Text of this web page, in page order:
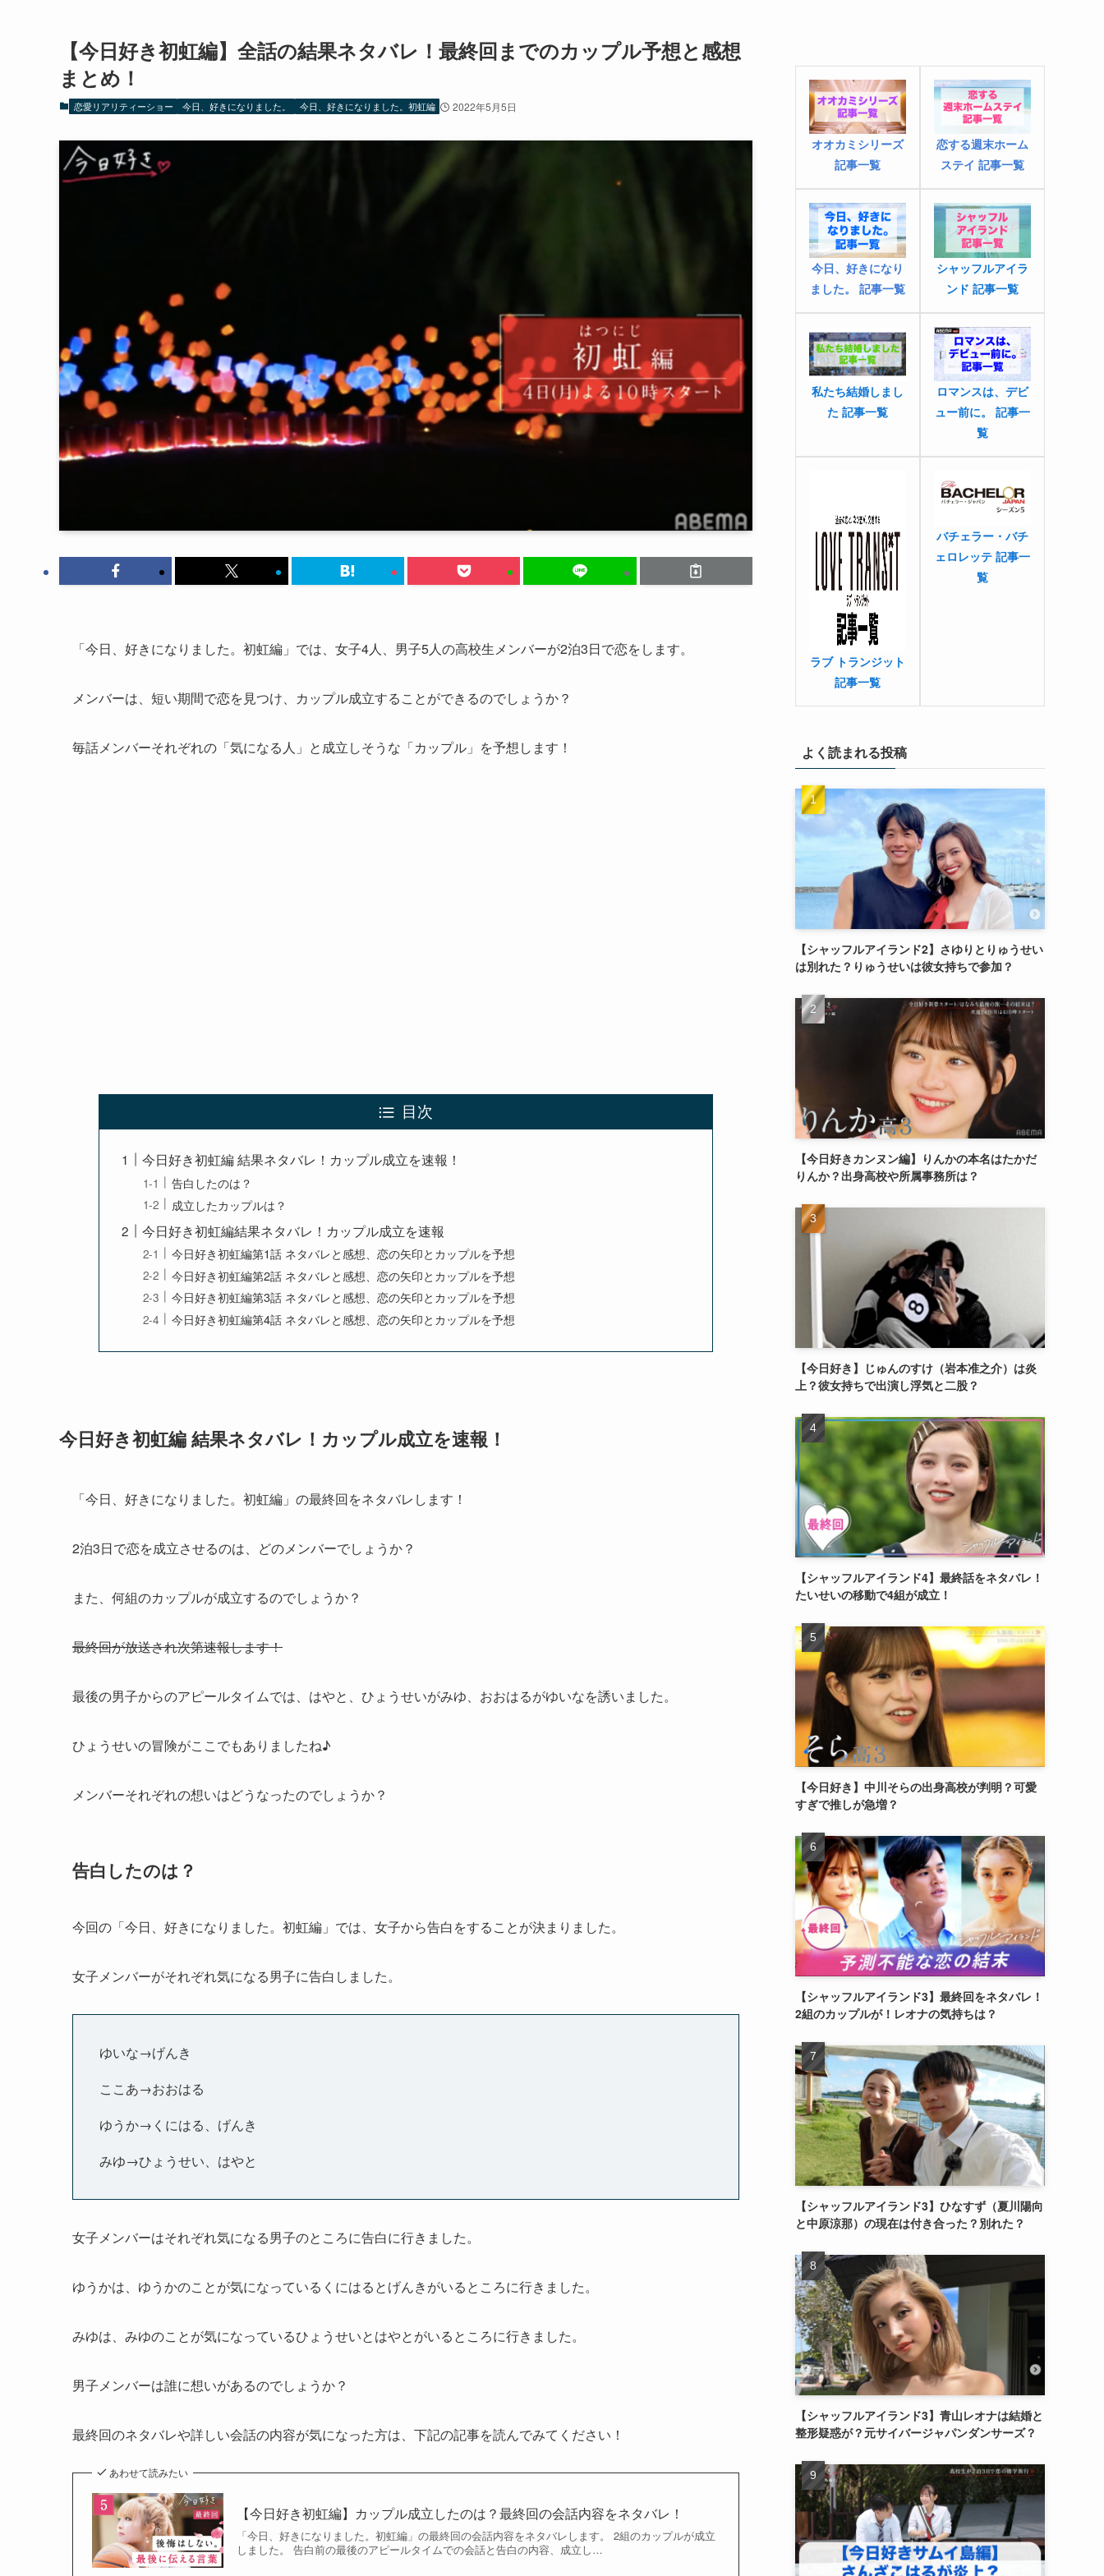
【今日好き初虹編】全話の結果ネタバレ！最終回までのカップル予想と感想
まとめ！
恋愛リアリティーショー 今日、好きになりました。 今日、好きになりました。初虹編 2022年5月5日
「今日、好きになりました。初虹編」では、女子4人、男子5人の高校生メンバーが2泊3日で恋をします。
メンバーは、短い期間で恋を見つけ、カップル成立することができるのでしょうか？
毎話メンバーそれぞれの「気になる人」と成立しそうな「カップル」を予想します！
目次
今日好き初虹編 結果ネタバレ！カップル成立を速報！
告白したのは？
成立したカップルは？
今日好き初虹編結果ネタバレ！カップル成立を速報
今日好き初虹編第1話 ネタバレと感想、恋の矢印とカップルを予想
今日好き初虹編第2話 ネタバレと感想、恋の矢印とカップルを予想
今日好き初虹編第3話 ネタバレと感想、恋の矢印とカップルを予想
今日好き初虹編第4話 ネタバレと感想、恋の矢印とカップルを予想
今日好き初虹編 結果ネタバレ！カップル成立を速報！
「今日、好きになりました。初虹編」の最終回をネタバレします！
2泊3日で恋を成立させるのは、どのメンバーでしょうか？
また、何組のカップルが成立するのでしょうか？
最終回が放送され次第速報します！
最後の男子からのアピールタイムでは、はやと、ひょうせいがみゆ、おおはるがゆいなを誘いました。
ひょうせいの冒険がここでもありましたね♪
メンバーそれぞれの想いはどうなったのでしょうか？
告白したのは？
今回の「今日、好きになりました。初虹編」では、女子から告白をすることが決まりました。
女子メンバーがそれぞれ気になる男子に告白しました。
ゆいな→げんき
ここあ→おおはる
ゆうか→くにはる、げんき
みゆ→ひょうせい、はやと
女子メンバーはそれぞれ気になる男子のところに告白に行きました。
ゆうかは、ゆうかのことが気になっているくにはるとげんきがいるところに行きました。
みゆは、みゆのことが気になっているひょうせいとはやとがいるところに行きました。
男子メンバーは誰に想いがあるのでしょうか？
最終回のネタバレや詳しい会話の内容が気になった方は、下記の記事を読んでみてください！
あわせて読みたい
【今日好き初虹編】カップル成立したのは？最終回の会話内容をネタバレ！
「今日、好きになりました。初虹編」の最終回の会話内容をネタバレします。 2組のカップルが成立
しました。 告白前の最後のアピールタイムでの会話と告白の内容、成立し…
オオカミシリーズ
記事一覧
恋する週末ホーム
ステイ 記事一覧
今日、好きになり
ました。 記事一覧
シャッフルアイラ
ンド 記事一覧
私たち結婚しまし
た 記事一覧
ロマンスは、デビ
ュー前に。 記事一
覧
ラブ トランジット
記事一覧
バチェラー・バチ
ェロレッテ 記事一
覧
よく読まれる投稿
【シャッフルアイランド2】さゆりとりゅうせい
は別れた？りゅうせいは彼女持ちで参加？
【今日好きカンヌン編】りんかの本名はたかだ
りんか？出身高校や所属事務所は？
【今日好き】じゅんのすけ（岩本准之介）は炎
上？彼女持ちで出演し浮気と二股？
【シャッフルアイランド4】最終話をネタバレ！
たいせいの移動で4組が成立！
【今日好き】中川そらの出身高校が判明？可愛
すぎで推しが急増？
【シャッフルアイランド3】最終回をネタバレ！
2組のカップルが！レオナの気持ちは？
【シャッフルアイランド3】ひなすず（夏川陽向
と中原涼那）の現在は付き合った？別れた？
【シャッフルアイランド3】青山レオナは結婚と
整形疑惑が？元サイバージャパンダンサーズ？